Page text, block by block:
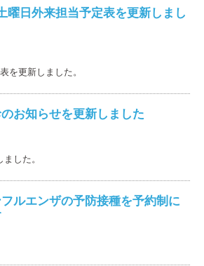
曜日外来担当予定表を更新しまし
を更新しました。
お知らせを更新しました
した。
ルエンザの予防接種を予約制に